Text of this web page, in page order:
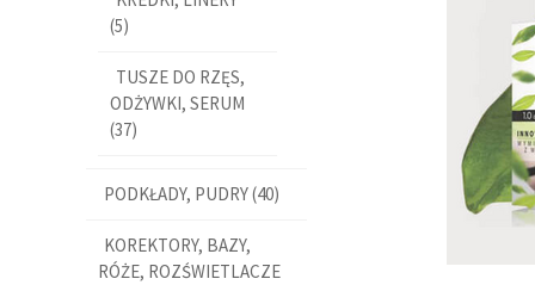
(5)
TUSZE DO RZĘS,
ODŻYWKI, SERUM
(37)
PODKŁADY, PUDRY (40)
KOREKTORY, BAZY,
RÓŻE, ROZŚWIETLACZE